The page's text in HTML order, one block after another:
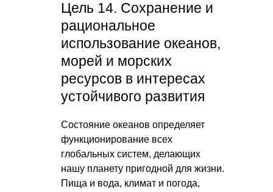
Цель 14. Сохранение и
рациональное
использование океанов,
морей и морских
ресурсов в интересах
устойчивого развития
Состояние океанов определяет
функционирование всех
глобальных систем, делающих
нашу планету пригодной для жизни.
Пища и вода, климат и погода,